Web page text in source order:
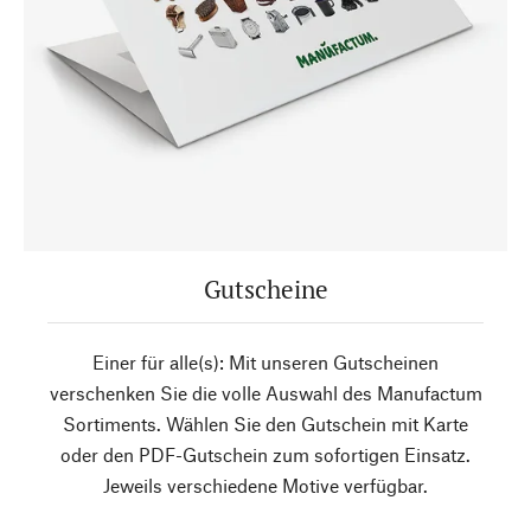
Gutscheine
Einer für alle(s): Mit unseren Gutscheinen
verschenken Sie die volle Auswahl des Manufactum
Sortiments. Wählen Sie den Gutschein mit Karte
oder den PDF-Gutschein zum sofortigen Einsatz.
Jeweils verschiedene Motive verfügbar.